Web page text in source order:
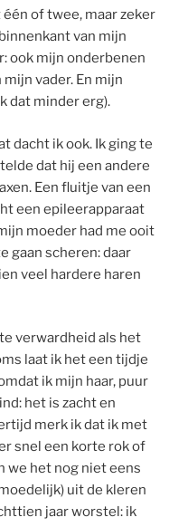
of twee, maar zeker
van mijn
ook mijn onderbenen
vader. En mijn
dat minder erg).
dacht ik ook. Ik ging te
dat hij een andere
Een fluitje van een
een epileerapparaat
moeder had me ooit
gaan scheren: daar
veel hardere haren
verwardheid als het
laat ik het een tijdje
ik mijn haar, puur
het is zacht en
merk ik dat ik met
snel een korte rok of
we het nog niet eens
uit de kleren
jaar worstel: ik